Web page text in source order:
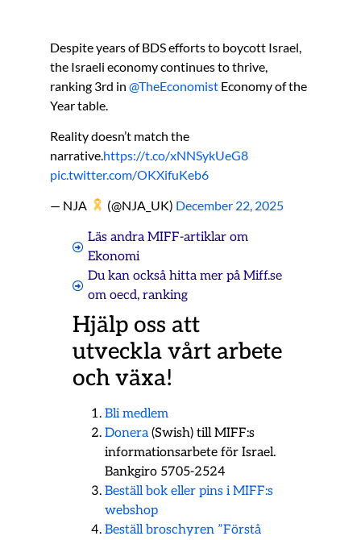
Despite years of BDS efforts to boycott Israel,
the Israeli economy continues to thrive,
ranking 3rd in@TheEconomist Economy of the
Year table.
Reality doesn’t match the
narrative.https://t.co/xNNSykUeG8
pic.twitter.com/OKXifuKeb6
— NJA
(@NJA_UK) December 22, 2025
Läs andra MIFF-artiklar om
Ekonomi
Du kan också hitta mer på Miff.se
om oecd, ranking
Hjälp oss att
utveckla vårt arbete
och växa!
Bli medlem
Donera(Swish) till MIFF:s
informationsarbete för Israel.
Bankgiro 5705-2524
Beställ bok eller pins i MIFF:s
webshop
Beställ broschyren ”Förstå